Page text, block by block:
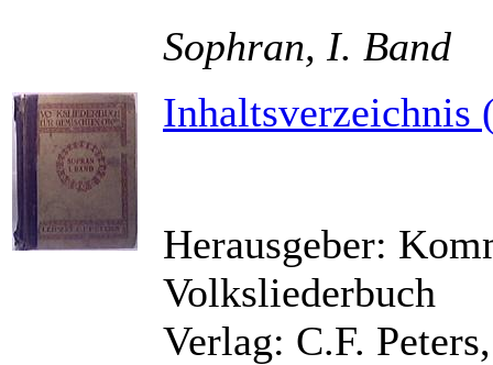
Sophran, I. Band
Inhaltsverzeichnis
Herausgeber:
Volksliederbuch
Verlag: C.F.